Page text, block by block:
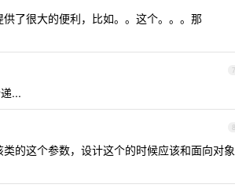
了很大的便利，比如。。这个。。。那
7
...
8
的这个参数，设计这个的时候应该和面向对象